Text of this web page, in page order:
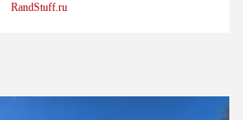
RandStuff.ru